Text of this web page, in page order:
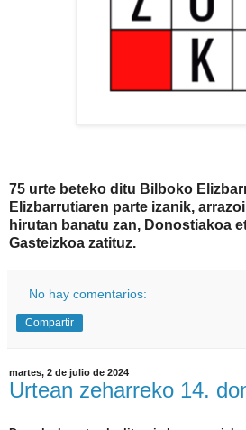
75 urte beteko ditu Bilboko
Elizbarrutiaren parte izanik,
hirutan banatu zan, Donostiakoa
Gasteizkoa zatituz.
No hay comentarios:
Compartir
martes, 2 de julio de 2024
Urtean zeharreko 14.